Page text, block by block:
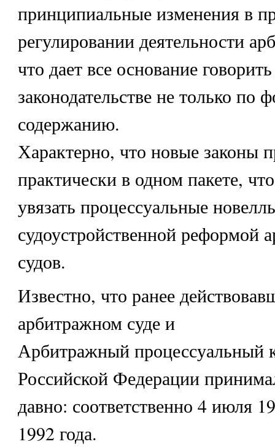
принципиальные изменения в
регулировании деятельности
что дает все основание
законодательстве не только по
содержанию.
Характерно, что новые законы
практически в одном пакете,
увязать процессуальные
судоустройственной реформой
судов.
Известно, что ранее
арбитражном суде и
Арбитражный процессуальный
Российской Федерации
давно: соответственно 4 июля
1992 года.